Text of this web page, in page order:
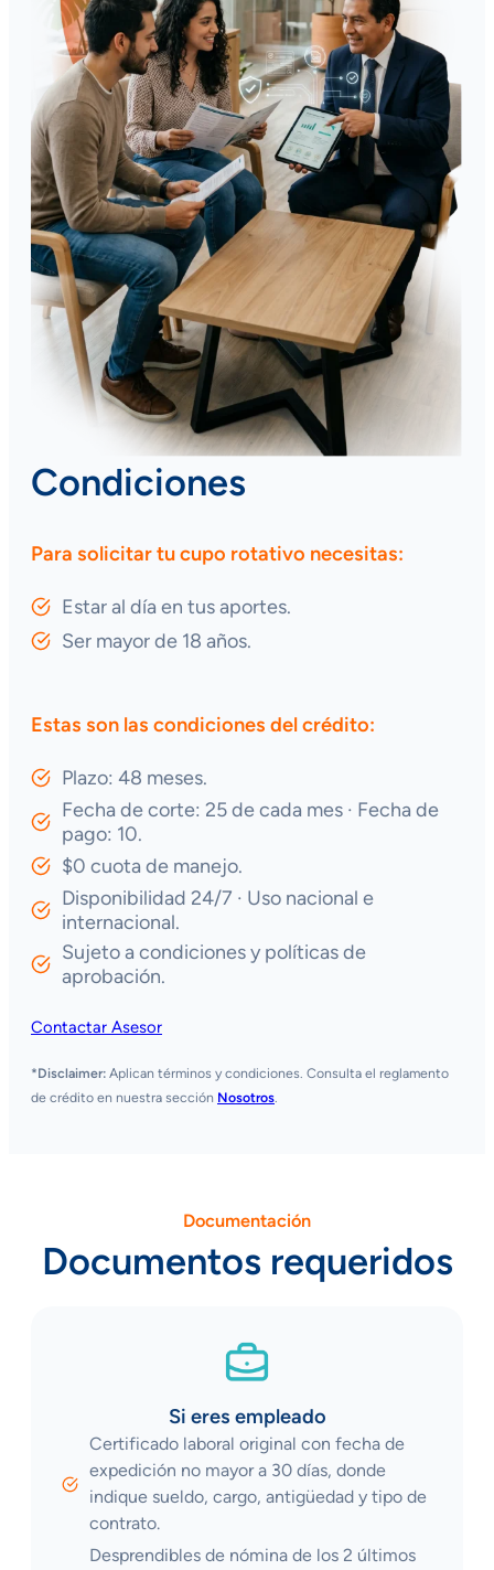
Condiciones
Para solicitar tu cupo rotativo necesitas:
Estar al día en tus aportes.
Ser mayor de 18 años.
Estas son las condiciones del crédito:
Plazo: 48 meses.
Fecha de corte: 25 de cada mes · Fecha de
pago: 10.
$0 cuota de manejo.
Disponibilidad 24/7 · Uso nacional e
internacional.
Sujeto a condiciones y políticas de
aprobación.
Contactar Asesor
*Disclaimer: Aplican términos y condiciones. Consulta el reglamento
de crédito en nuestra sección Nosotros.
Documentación
Documentos requeridos
Si eres empleado
Certificado laboral original con fecha de
expedición no mayor a 30 días, donde
indique sueldo, cargo, antigüedad y tipo de
contrato.
Desprendibles de nómina de los 2 últimos